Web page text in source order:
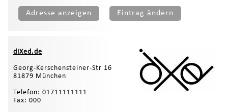
Adresse anzeigen Eintrag ändern
diXed.de
Georg-Kerschensteiner-Str 16
81879 München
Telefon: 01711111111
Fax: 000